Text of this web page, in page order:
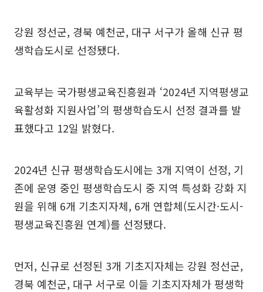
강원 정선군, 경북 예천군, 대구 서구가 올해 신규 평
생학습도시로 선정됐다.
교육부는 국가평생교육진흥원과 ‘2024년 지역평생교
육활성화 지원사업’의 평생학습도시 선정 결과를 발
표했다고 12일 밝혔다.
2024년 신규 평생학습도시에는 3개 지역이 선정, 기
존에 운영 중인 평생학습도시 중 지역 특성화 강화 지
원을 위해 6개 기초지자체, 6개 연합체(도시간·도시-
평생교육진흥원 연계)를 선정됐다.
먼저, 신규로 선정된 3개 기초지자체는 강원 정선군,
경북 예천군, 대구 서구로 이들 기초지자체가 평생학